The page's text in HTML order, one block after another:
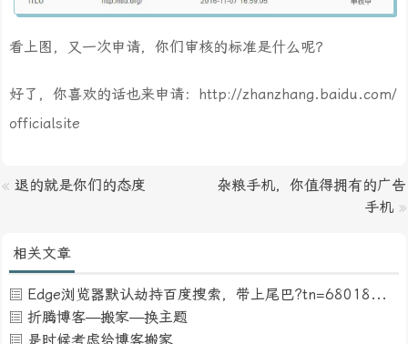
看上图，又一次申请，你们审核的标准是什么呢？
好了，你喜欢的话也来申请：http://zhanzhang.baidu.com/
officialsite
« 退的就是你们的态度
杂粮手机，你值得拥有的广告
手机 »
相关文章
Edge浏览器默认劫持百度搜索，带上尾巴?tn=68018901_16_pg
折腾博客—搬家—换主题
是时候考虑给博客搬家